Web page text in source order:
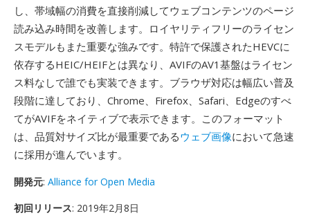
し、帯域幅の消費を直接削減してウェブコンテンツのページ
読み込み時間を改善します。ロイヤリティフリーのライセン
スモデルもまた重要な強みです。特許で保護されたHEVCに
依存するHEIC/HEIFとは異なり、AVIFのAV1基盤はライセン
ス料なしで誰でも実装できます。ブラウザ対応は幅広い普及
段階に達しており、Chrome、Firefox、Safari、Edgeのすべ
てがAVIFをネイティブで表示できます。このフォーマット
は、品質対サイズ比が最重要であるウェブ画像において急速
に採用が進んでいます。
開発元: Alliance for Open Media
初回リリース: 2019年2月8日